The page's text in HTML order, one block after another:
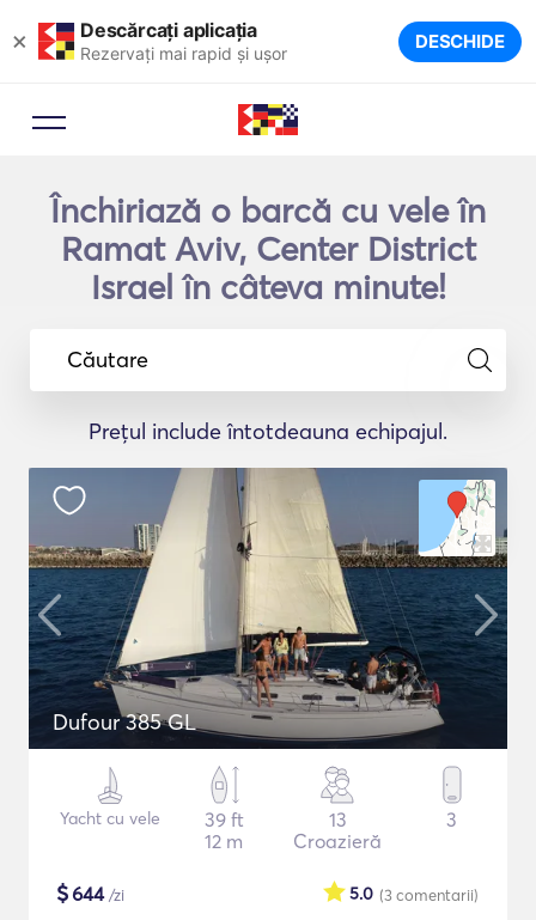
× Descărcați aplicația
Rezervați mai rapid și ușor DESCHIDE
Închiriază o barcă cu vele în
Ramat Aviv, Center District
Israel în câteva minute!
Căutare
Prețul include întotdeauna echipajul.
Dufour 385 GL
Yacht cu vele
39 ft
12 m
13
Croazieră
3
$644/zi (3comentarii)
5.0